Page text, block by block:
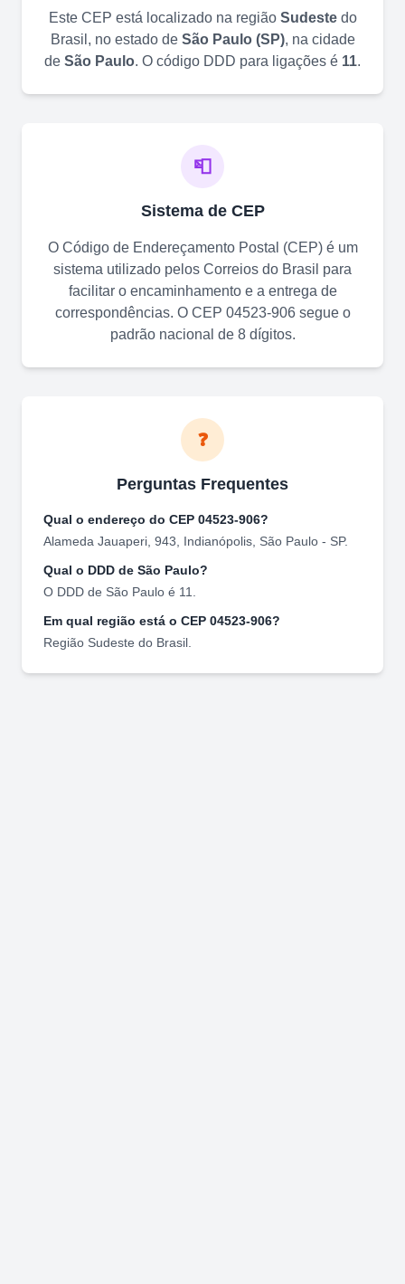
Este CEP está localizado na região Sudestedo
Brasil, no estado de São Paulo(SP), na cidade
de São Paulo. O código DDD para ligações é 11.
📮
Sistema de CEP
O Código de Endereçamento Postal (CEP) é um
sistema utilizado pelos Correios do Brasil para
facilitar o encaminhamento e a entrega de
correspondências. O CEP 04523-906segue o
padrão nacional de 8 dígitos.
❓
Perguntas Frequentes
Qual o endereço do CEP 04523-906?
Alameda Jauaperi, 943
Indianópolis São Paulo - SP.
Qual o DDD de São Paulo?
O DDD de São Paulo é 11
Em qual região está o CEP 04523-906?
Região Sudeste do Brasil.